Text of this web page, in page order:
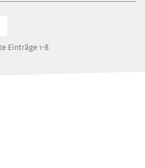
Einträge 1-8